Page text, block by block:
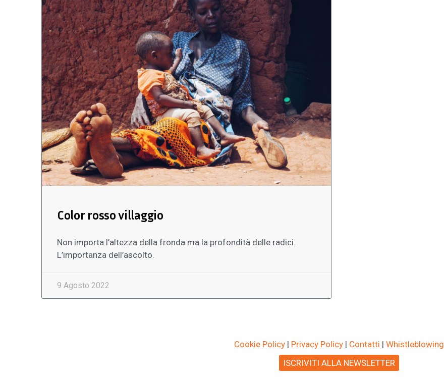
Color rosso villaggio
Non importa l’altezza della fronda ma la profondità delle radici.
L’importanza dell’ascolto.
9 Agosto 2022
Cookie Policy | Privacy Policy | Contatti | Whistleblowing
ISCRIVITI ALLA NEWSLETTER